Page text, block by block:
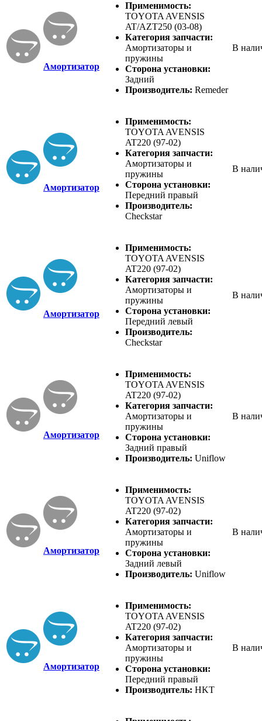
Амортизатор
Применимость:
TOYOTA AVENSIS
AT/AZT250 (03-08)
Категория запчасти:
Амортизаторы и
пружины
Сторона установки:
Задний
Производитель: Remeder
В
Амортизатор
Применимость:
TOYOTA AVENSIS
AT220 (97-02)
Категория запчасти:
Амортизаторы и
пружины
Сторона установки:
Передний правый
Производитель:
Checkstar
В
Амортизатор
Применимость:
TOYOTA AVENSIS
AT220 (97-02)
Категория запчасти:
Амортизаторы и
пружины
Сторона установки:
Передний левый
Производитель:
Checkstar
В
Амортизатор
Применимость:
TOYOTA AVENSIS
AT220 (97-02)
Категория запчасти:
Амортизаторы и
пружины
Сторона установки:
Задний правый
Производитель: Uniflow
В
Амортизатор
Применимость:
TOYOTA AVENSIS
AT220 (97-02)
Категория запчасти:
Амортизаторы и
пружины
Сторона установки:
Задний левый
Производитель: Uniflow
В
Амортизатор
Применимость:
TOYOTA AVENSIS
AT220 (97-02)
Категория запчасти:
Амортизаторы и
пружины
Сторона установки:
Передний правый
Производитель: HKT
В